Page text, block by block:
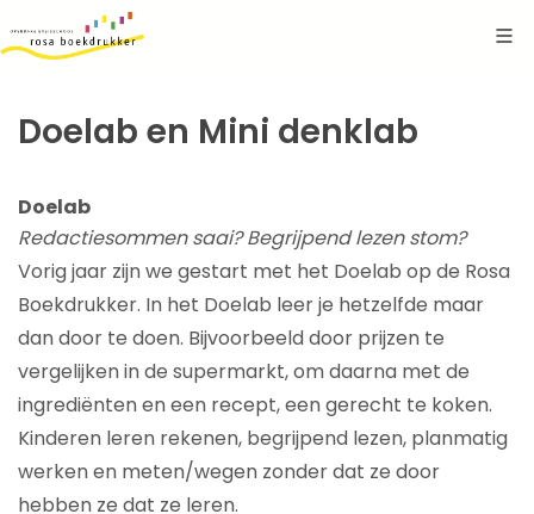
Doelab en Mini denklab
Doelab
Redactiesommen saai? Begrijpend lezen stom?
Vorig jaar zijn we gestart met het Doelab op de Rosa
Boekdrukker. In het Doelab leer je hetzelfde maar
dan door te doen. Bijvoorbeeld door prijzen te
vergelijken in de supermarkt, om daarna met de
ingrediënten en een recept, een gerecht te koken.
Kinderen leren rekenen, begrijpend lezen, planmatig
werken en meten/wegen zonder dat ze door
hebben ze dat ze leren.